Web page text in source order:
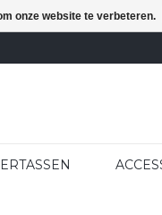
onze website te verbeteren.